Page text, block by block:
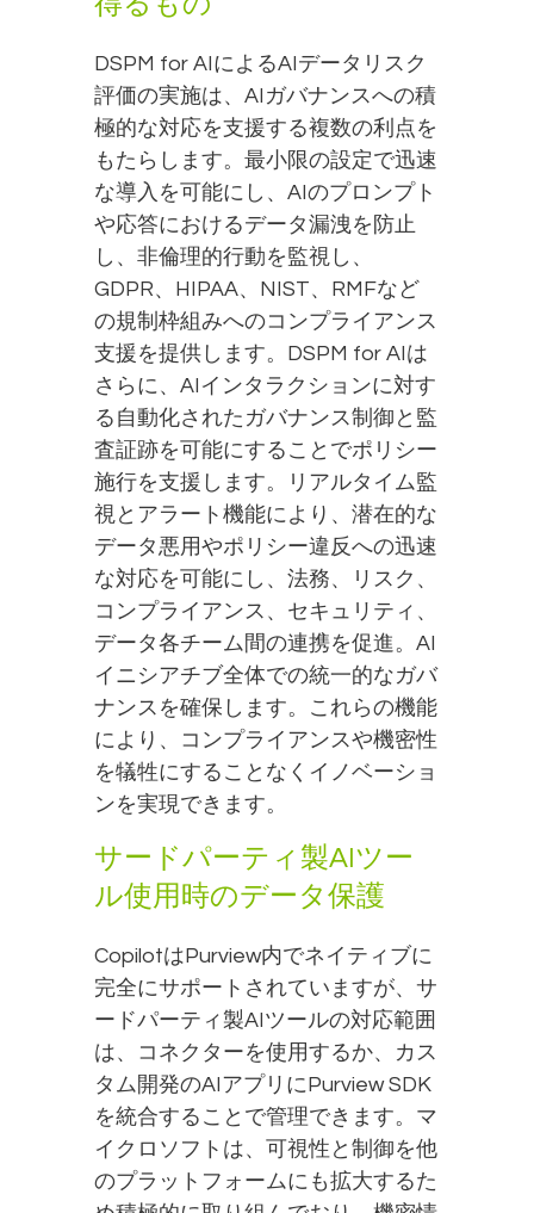
DSPM for AIによるAIデータリスク
評価の実施は、AIガバナンスへの積
極的な対応を支援する複数の利点を
もたらします。最小限の設定で迅速
な導入を可能にし、AIのプロンプト
や応答におけるデータ漏洩を防止
し、非倫理的行動を監視し、
GDPR、HIPAA、NIST、RMFなど
の規制枠組みへのコンプライアンス
支援を提供します。DSPM for AIは
さらに、AIインタラクションに対す
る自動化されたガバナンス制御と監
査証跡を可能にすることでポリシー
施行を支援します。リアルタイム監
視とアラート機能により、潜在的な
データ悪用やポリシー違反への迅速
な対応を可能にし、法務、リスク、
コンプライアンス、セキュリティ、
データ各チーム間の連携を促進。AI
イニシアチブ全体での統一的なガバ
ナンスを確保します。これらの機能
により、コンプライアンスや機密性
を犠牲にすることなくイノベーショ
ンを実現できます。
サードパーティ製AIツー
ル使用時のデータ保護
CopilotはPurview内でネイティブに
完全にサポートされていますが、サ
ードパーティ製AIツールの対応範囲
は、コネクターを使用するか、カス
タム開発のAIアプリにPurview SDK
を統合することで管理できます。マ
イクロソフトは、可視性と制御を他
のプラットフォームにも拡大するた